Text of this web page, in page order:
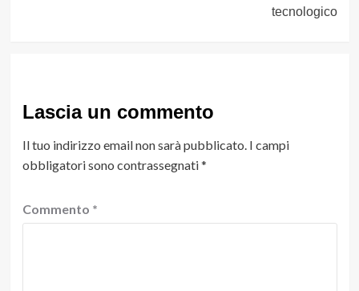
tecnologico
Lascia un commento
Il tuo indirizzo email non sarà pubblicato. I campi
obbligatori sono contrassegnati*
Commento *